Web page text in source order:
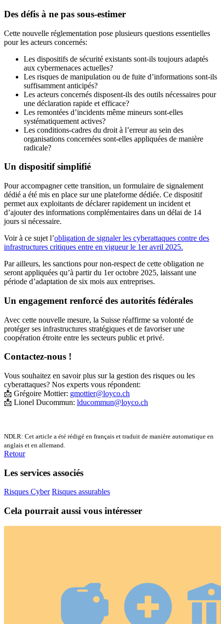
Des défis à ne pas sous-estimer
Cette nouvelle réglementation pose plusieurs questions essentielles
pour les acteurs concernés:
Les dispositifs de sécurité existants sont-ils toujours adaptés
aux cybermenaces actuelles?
Les risques de manipulation ou de fuite d’informations sont-ils
suffisamment anticipés?
Les acteurs concernés disposent-ils des outils nécessaires pour
une déclaration rapide et efficace?
Les remontées d’incidents même mineurs sont-elles
systématiquement actives?
Les conditions-cadres du droit à l’erreur au sein des
organisations concernées sont-elles appliquées de manière
radicale?
Un dispositif simplifié
Pour accompagner cette transition, un formulaire de signalement
dédié a été mis en place sur une plateforme dédiée. Ce dispositif
permet aux exploitants de déclarer rapidement un incident et
d’ajouter des informations complémentaires dans un délai de 14
jours si nécessaire.
Voir à ce sujet l’obligation de signaler les cyberattaques contre des
infrastructures critiques entre en vigueur le 1er avril 2025.
Par ailleurs, les sanctions pour non-respect de cette obligation ne
seront appliquées qu’à partir du 1er octobre 2025, laissant une
période d’adaptation de six mois aux entreprises.
Un engagement renforcé des autorités fédérales
Avec cette nouvelle mesure, la Suisse réaffirme sa volonté de
protéger ses infrastructures stratégiques et de favoriser une
coopération étroite entre les secteurs public et privé.
Contactez-nous !
Vous souhaitez en savoir plus sur la gestion des risques ou les
cyberattaques? Nos experts vous répondent:
📩 Grégoire Mottier: gmottier@loyco.ch
📩 Lionel Ducommun: lducommun@loyco.ch
NDLR: Cet article a été rédigé en français et traduit de manière automatique en
anglais et en allemand.
Retour
Les services associés
Risques Cyber Risques assurables
Cela pourrait aussi vous intéresser